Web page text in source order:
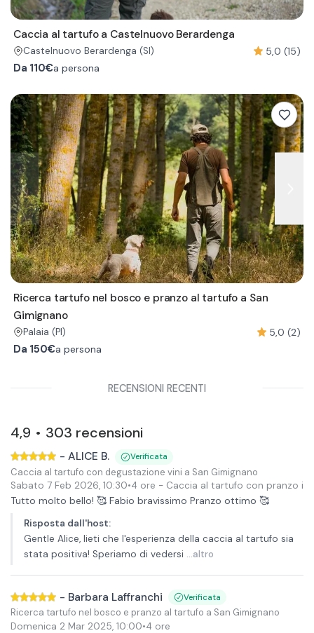
Caccia al tartufo a Castelnuovo Berardenga
Castelnuovo Berardenga (SI)
5,0 (15)
Da 110€a persona
Ricerca tartufo nel bosco e pranzo al tartufo a San
Gimignano
Palaia (PI)
5,0 (2)
Da 150€a persona
RECENSIONI RECENTI
4,9 • 303 recensioni
- ALICE B. Verificata
Caccia al tartufo con degustazione vini a San Gimignano
Sabato 7 Feb 2026, 10:30•4 ore - Caccia al tartufo con pranzo in
Tutto molto bello! 🥰 Fabio bravissimo Pranzo ottimo 🥰
Risposta dall'host:
Gentle Alice, lieti che l'esperienza della caccia al tartufo sia
stata positiva! Speriamo di vedersi ...altro
- Barbara Laffranchi Verificata
Ricerca tartufo nel bosco e pranzo al tartufo a San Gimignano
Domenica 2 Mar 2025, 10:00•4 ore